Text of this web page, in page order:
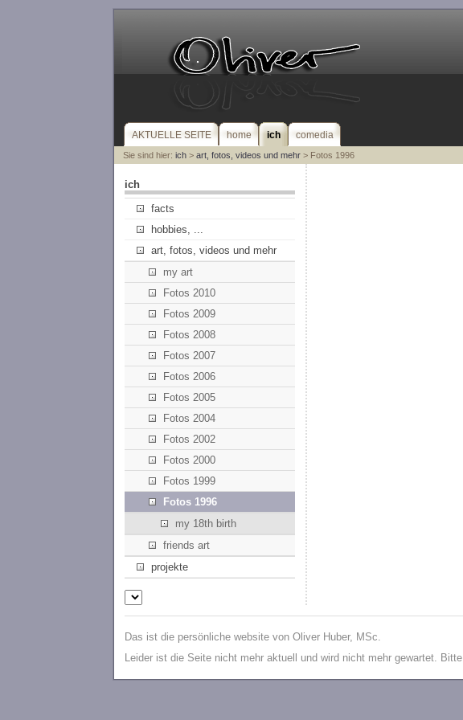
AKTUELLE SEITE home ich comedia
Sie sind hier: ich> art, fotos, videos und mehr> Fotos 1996
ich
facts
hobbies, ...
art, fotos, videos und mehr
my art
Fotos 2010
Fotos 2009
Fotos 2008
Fotos 2007
Fotos 2006
Fotos 2005
Fotos 2004
Fotos 2002
Fotos 2000
Fotos 1999
Fotos 1996
my 18th birth
friends art
projekte
Das ist die persönliche website von Oliver Huber, MSc.
Leider ist die Seite nicht mehr aktuell und wird nicht mehr gewartet. Bitte